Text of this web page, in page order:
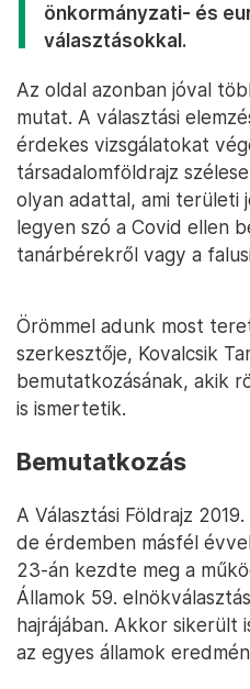
önkormányzati- és
választásokkal.
Az oldal azonban jóval
mutat. A választási
érdekes vizsgálatokat
társadalomföldrajz
olyan adattal, ami területi
legyen szó a Covid ellen
tanárbérekről vagy a
Örömmel adunk most
szerkesztője, Kovalcsik
bemutatkozásának, akik
is ismertetik.
Bemutatkozás
A Választási Földrajz
de érdemben másfél
23-án kezdte meg a
Államok 59.
hajrájában. Akkor sikerült
az egyes államok